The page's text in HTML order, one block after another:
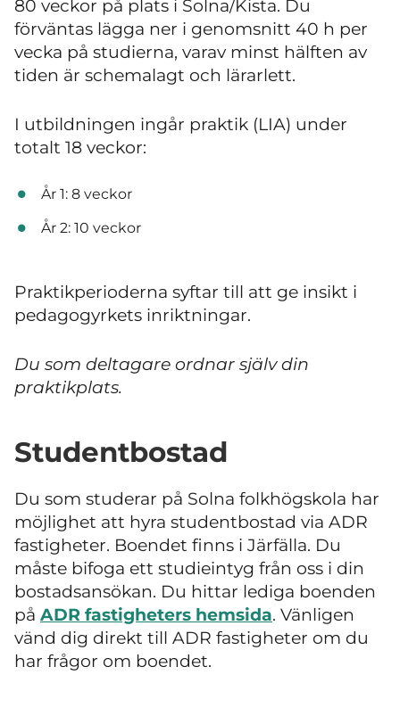
80 veckor på plats i Solna/Kista. Du
förväntas lägga ner i genomsnitt 40 h per
vecka på studierna, varav minst hälften av
tiden är schemalagt och lärarlett.
I utbildningen ingår praktik (LIA) under
totalt 18 veckor:
År 1: 8 veckor
År 2: 10 veckor
Praktikperioderna syftar till att ge insikt i
pedagogyrkets inriktningar.
Du som deltagare ordnar själv din
praktikplats.
Studentbostad
Du som studerar på Solna folkhögskola har
möjlighet att hyra studentbostad via ADR
fastigheter. Boendet finns i Järfälla. Du
måste bifoga ett studieintyg från oss i din
bostadsansökan. Du hittar lediga boenden
på ADR fastigheters hemsida. Vänligen
vänd dig direkt till ADR fastigheter om du
har frågor om boendet.